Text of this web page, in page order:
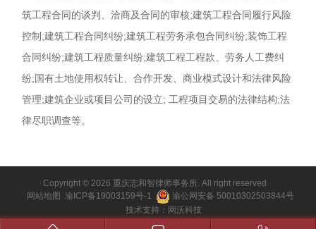
筑工程合同的谈判、洽商及合同的审核;建筑工程合同履行风险
控制;建筑工程合同纠纷;建筑工程劳务承包合同纠纷;装饰工程
合同纠纷;建筑工程质量纠纷;建筑工程工程款、劳务人工费纠
纷;国有土地使用权转让、合作开发、商业模式设计和法律风险
管理;建筑企业或项目公司的设立; 工程项目交易的法律结构;法
律尽职调查等。
Copyright © 2026 重庆志和智律师事务所. All right reserved
网站地图
渝ICP备19003159号-1
渝公网安备 50010302503844号
技术支持： 网沃科技